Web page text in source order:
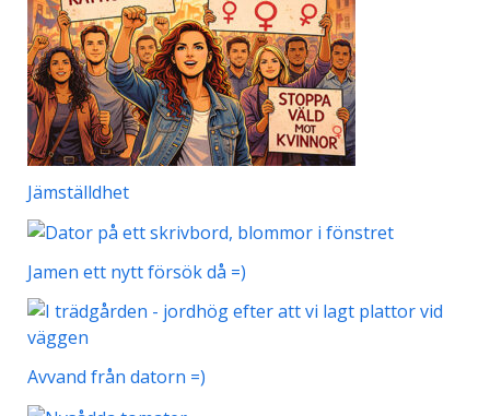
Jämställdhet
Jamen ett nytt försök då =)
Avvand från datorn =)